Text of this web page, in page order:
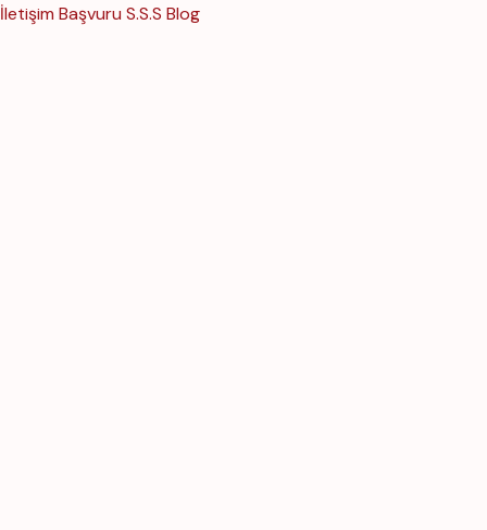
İletişim Başvuru S.S.S Blog